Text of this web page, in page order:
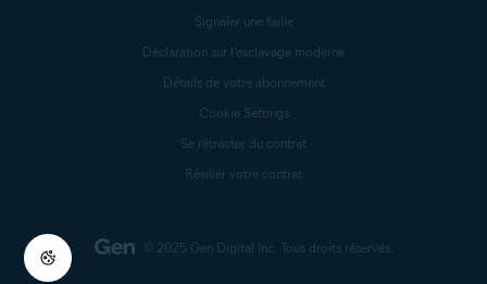
© 2025 Gen Digital Inc. Tous droits réservés.
Signaler une faille
Déclaration sur l’esclavage moderne
Détails de votre abonnement
Cookie Settings
Se rétracter du contrat
Résilier votre contrat